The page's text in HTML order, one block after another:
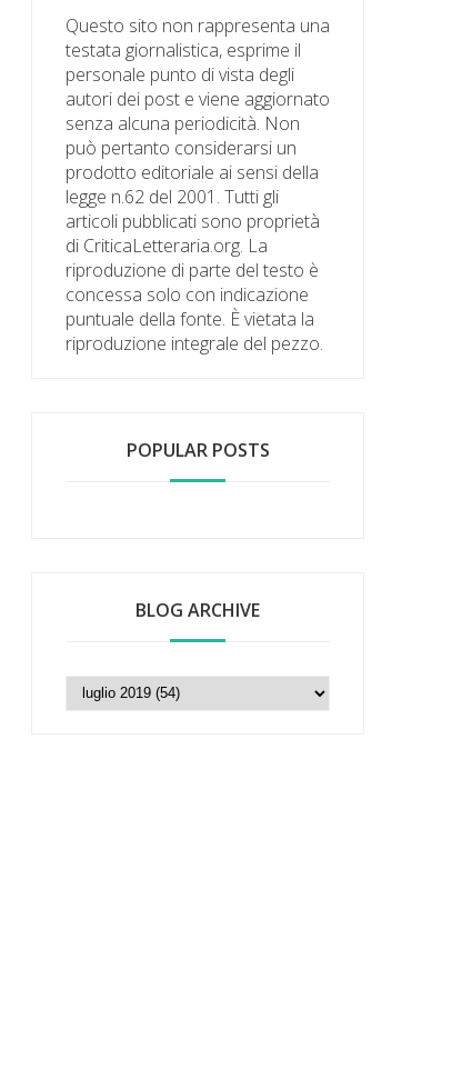
Questo sito non rappresenta una
testata giornalistica, esprime il
personale punto di vista degli
autori dei post e viene aggiornato
senza alcuna periodicità. Non
può pertanto considerarsi un
prodotto editoriale ai sensi della
legge n.62 del 2001. Tutti gli
articoli pubblicati sono proprietà
di CriticaLetteraria.org. La
riproduzione di parte del testo è
concessa solo con indicazione
puntuale della fonte. È vietata la
riproduzione integrale del pezzo.
POPULAR POSTS
BLOG ARCHIVE